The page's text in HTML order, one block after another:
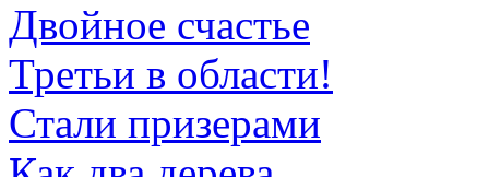
Двойное счастье
Третьи в области!
Стали призерами